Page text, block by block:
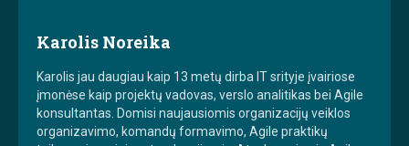
Karolis Noreika
Karolis jau daugiau kaip 13 metų dirba IT srityje įvairiose
įmonėse kaip projektų vadovas, verslo analitikas bei Agile
konsultantas. Domisi naujausiomis organizacijų veiklos
organizavimo, komandų formavimo, Agile praktikų